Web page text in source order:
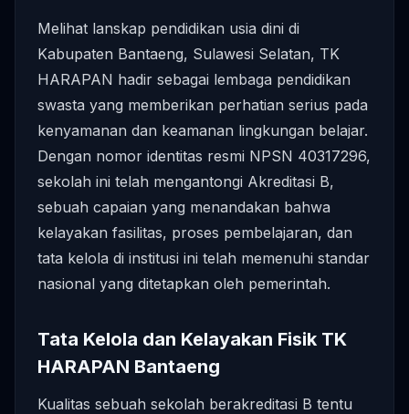
Melihat lanskap pendidikan usia dini di
Kabupaten Bantaeng, Sulawesi Selatan, TK
HARAPAN hadir sebagai lembaga pendidikan
swasta yang memberikan perhatian serius pada
kenyamanan dan keamanan lingkungan belajar.
Dengan nomor identitas resmi NPSN 40317296,
sekolah ini telah mengantongi Akreditasi B,
sebuah capaian yang menandakan bahwa
kelayakan fasilitas, proses pembelajaran, dan
tata kelola di institusi ini telah memenuhi standar
nasional yang ditetapkan oleh pemerintah.
Tata Kelola dan Kelayakan Fisik TK
HARAPAN Bantaeng
Kualitas sebuah sekolah berakreditasi B tentu